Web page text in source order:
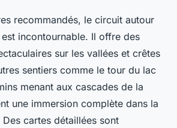
recommandés, le circuit autour
incontournable. Il offre des
sur les vallées et crêtes
sentiers comme le tour du lac
menant aux cascades de la
une immersion complète dans la
cartes détaillées sont